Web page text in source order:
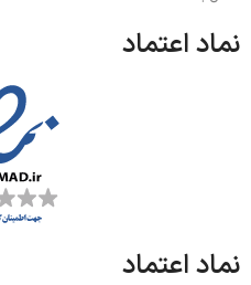
نماد اعتماد
نماد اعتماد